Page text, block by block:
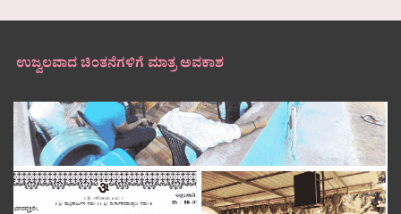
ಉಜ್ವಲವಾದ ಚಿಂತನೆಗಳಿಗೆ ಮಾತ್ರ ಅವಕಾಶ